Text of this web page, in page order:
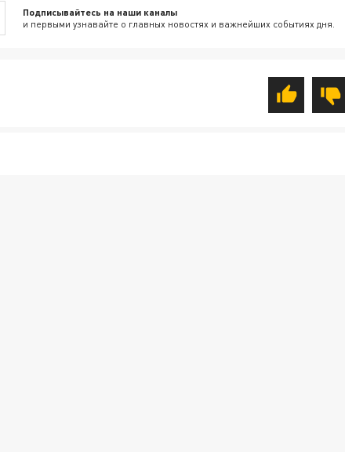
Подписывайтесь на наши каналы
и первыми узнавайте о главных новостях и важнейших событиях дня.